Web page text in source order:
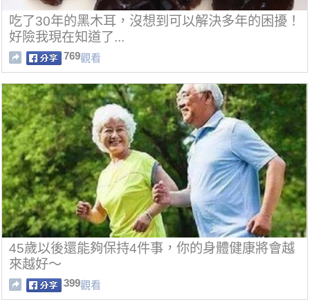
吃了30年的黑木耳，沒想到可以解決多年的困擾！
好險我現在知道了...
769觀看
45歲以後還能夠保持4件事，你的身體健康將會越
來越好～
399觀看